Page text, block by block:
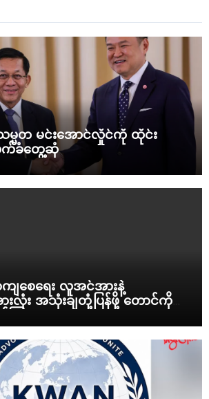
မ္မတ မင်းအောင်လှိုင်ကို ထိုင်း
က်ခံတွေ့ဆုံ
ျစေရေး လူအင်အားနဲ့
းလုံး အသုံးချတုံ့ပြန်ဖို့ တောင်ကိုရီး